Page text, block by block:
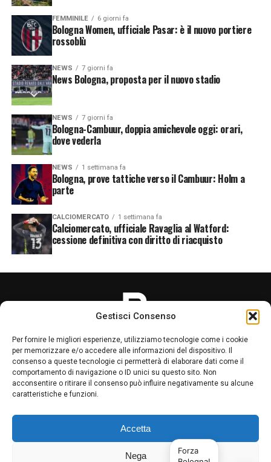
Gestisci Consenso
Per fornire le migliori esperienze, utilizziamo tecnologie come i cookie
per memorizzare e/o accedere alle informazioni del dispositivo. Il
consenso a queste tecnologie ci permetterà di elaborare dati come il
comportamento di navigazione o ID unici su questo sito. Non
acconsentire o ritirare il consenso può influire negativamente su alcune
caratteristiche e funzioni.
Accetta
Nega
FEMMINILE 6 giorni fa
Bologna Women, ufficiale Pasar: è il nuovo portiere
rossoblù
NEWS 7 giorni fa
News Bologna, proposta per il nuovo stadio
NEWS 7 giorni fa
Bologna-Cambuur, doppia amichevole oggi: orari,
dove vederla
NEWS 1 settimana fa
Bologna, prove tattiche verso il Cambuur: Holm a
parte
CALCIOMERCATO 1 settimana fa
Calciomercato, ufficiale Ravaglia al Watford:
cessione definitiva con diritto di riacquisto
LA REDAZIONE PRIVACY POLICY
Copyright © 2025 Bologna1909.it è stato iscritto al n.8664 R.St. in data
07/07/2026 sul registro stampa periodica del tribunale di Bologna, fa
parte del network sportivo della testata giornalistica Calciostyle.com
Forza